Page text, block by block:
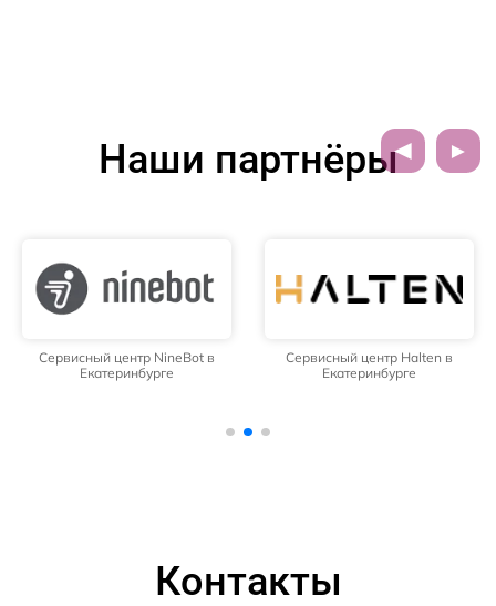
Наши партнёры
Сервисный центр NineBot в
Екатеринбурге
Сервисный центр Halten в
Екатеринбурге
Контакты